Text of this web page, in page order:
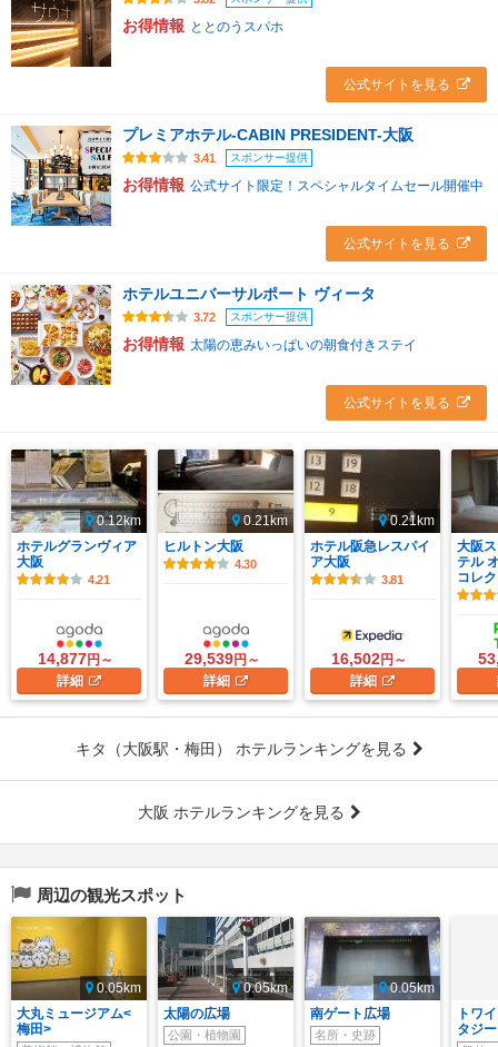
お得情報 ととのうスパホ
公式サイトを見る
プレミアホテル-CABIN PRESIDENT-大阪
3.41 スポンサー提供
お得情報 公式サイト限定！スペシャルタイムセール開催中
公式サイトを見る
ホテルユニバーサルポート ヴィータ
3.72 スポンサー提供
お得情報 太陽の恵みいっぱいの朝食付きステイ
公式サイトを見る
0.12km
ホテルグランヴィア
大阪
4.21
14,877円～
詳細
0.21km
ヒルトン大阪
4.30
29,539円～
詳細
0.21km
ホテル阪急レスパイ
ア大阪
3.81
16,502円～
詳細
大阪
テル
コレ
キタ（大阪駅・梅田） ホテルランキングを見る
大阪 ホテルランキングを見る
周辺の観光スポット
0.05km
大丸ミュージアム<
梅田>
0.05km
太陽の広場
公園・植物園
0.05km
南ゲート広場
名所・史跡
トワ
タジー